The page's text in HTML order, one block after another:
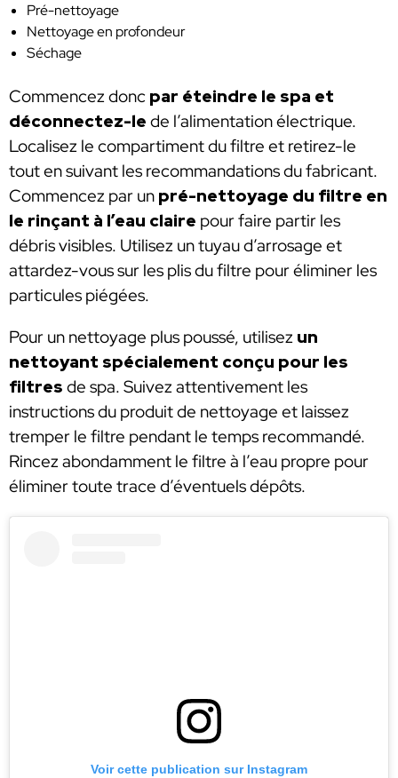
Pré-nettoyage
Nettoyage en profondeur
Séchage
Commencez donc par éteindre le spa et
déconnectez-le de l’alimentation électrique.
Localisez le compartiment du filtre et retirez-le
tout en suivant les recommandations du fabricant.
Commencez par un pré-nettoyage du filtre en
le rinçant à l’eau claire pour faire partir les
débris visibles. Utilisez un tuyau d’arrosage et
attardez-vous sur les plis du filtre pour éliminer les
particules piégées.
Pour un nettoyage plus poussé, utilisez un
nettoyant spécialement conçu pour les
filtres de spa. Suivez attentivement les
instructions du produit de nettoyage et laissez
tremper le filtre pendant le temps recommandé.
Rincez abondamment le filtre à l’eau propre pour
éliminer toute trace d’éventuels dépôts.
Voir cette publication sur Instagram